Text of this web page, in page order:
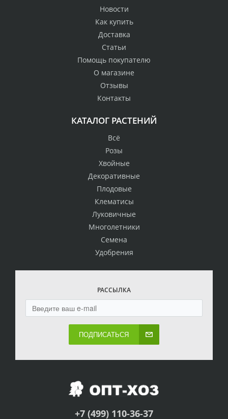
Новости
Как купить
Доставка
Статьи
Помощь покупателю
О магазине
Отзывы
Контакты
КАТАЛОГ РАСТЕНИЙ
Всё
Розы
Хвойные
Декоративные
Плодовые
Клематисы
Луковичные
Многолетники
Семена
Удобрения
РАССЫЛКА
ПОДПИСАТЬСЯ
+7 (499) 110-36-37